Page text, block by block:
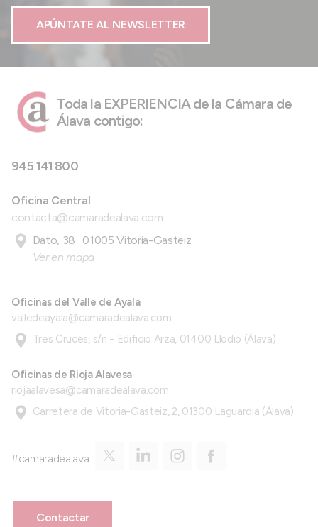
APÚNTATE AL NEWSLETTER
Toda la EXPERIENCIA de la Cámara de
Álava contigo:
945 141 800
Oficina Central
contacta@camaradealava.com
Dato, 38 · 01005 Vitoria-Gasteiz
Ver en mapa
Oficinas del Valle de Ayala
valledeayala@camaradealava.com
Tres Cruces, s/n - Edificio Arza, 01400 Llodio (Álava)
Oficinas de Rioja Alavesa
riojaalavesa@camaradealava.com
Carretera de Vitoria-Gasteiz, 2, 01300 Laguardia (Álava)
#camaradealava
Contactar